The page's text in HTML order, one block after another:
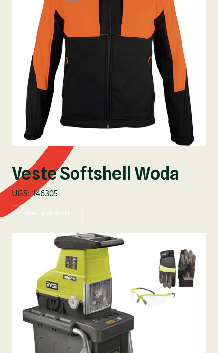
Veste Softshell Woda
UGS: 146305
VOIR LE PRODUIT